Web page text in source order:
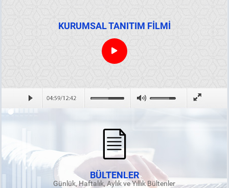
KURUMSAL TANITIM FİLMİ
BÜLTENLER
Günlük, Haftalık, Aylık ve Yıllık Bültenler